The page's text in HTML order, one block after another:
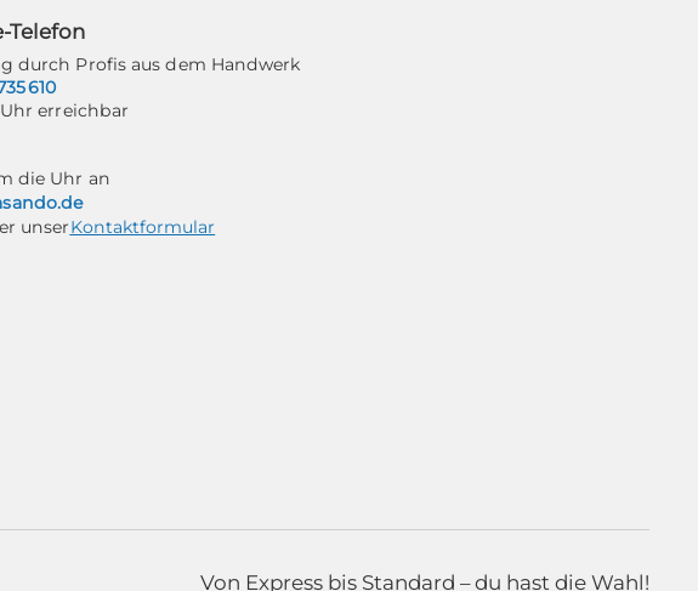
Telefon
durch Profis aus dem Handwerk
610
erreichbar
die Uhr an
unserKontaktformular
Von Express bis Standard – du hast die Wahl!